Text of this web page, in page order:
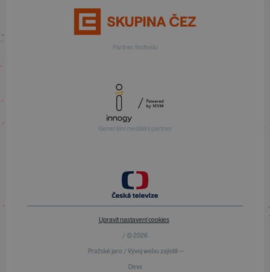
Partner festivalu
Generální mediální partner
Upravit nastavení cookies
/ © 2026
Pražské jaro / Vývoj webu zajistili —
Devx